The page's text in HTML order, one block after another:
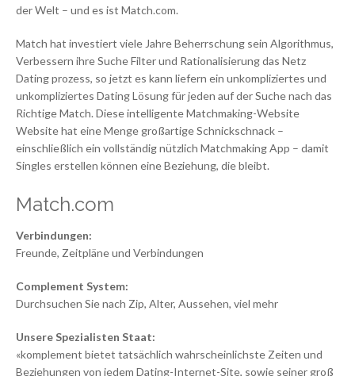
der Welt – und es ist Match.com.
Match hat investiert viele Jahre Beherrschung sein Algorithmus,
Verbessern ihre Suche Filter und Rationalisierung das Netz
Dating prozess, so jetzt es kann liefern ein unkompliziertes und
unkompliziertes Dating Lösung für jeden auf der Suche nach das
Richtige Match. Diese intelligente Matchmaking-Website
Website hat eine Menge großartige Schnickschnack –
einschließlich ein vollständig nützlich Matchmaking App – damit
Singles erstellen können eine Beziehung, die bleibt.
Match.com
Verbindungen:
Freunde, Zeitpläne und Verbindungen
Complement System:
Durchsuchen Sie nach Zip, Alter, Aussehen, viel mehr
Unsere Spezialisten Staat:
«komplement bietet tatsächlich wahrscheinlichste Zeiten und
Beziehungen von jedem Dating-Internet-Site, sowie seiner groß